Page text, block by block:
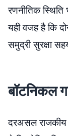
रणनीतिक स्थिति
यही वजह है कि
समुद्री सुरक्षा
बॉटनिकल
दरअसल राजकीय